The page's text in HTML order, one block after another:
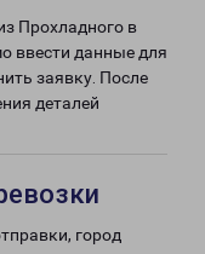
Прохладного в
ввести данные для
заявку. После
деталей
город